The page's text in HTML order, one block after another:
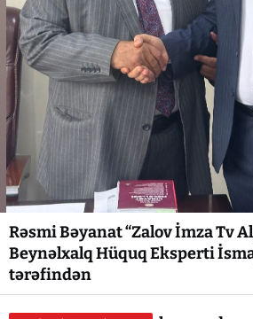
Rəsmi Bəyanat “Zalov İmza Tv
Beynəlxalq Hüquq Eksperti
tərəfindən